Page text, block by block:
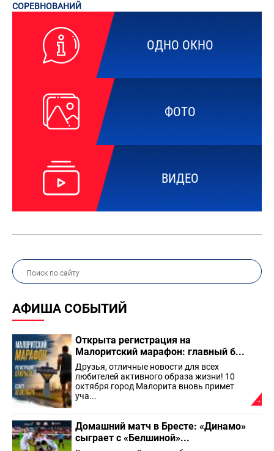
ОДНО ОКНО
ФОТО
ВИДЕО
АФИША СОБЫТИЙ
Открыта регистрация на
Малоритский марафон: главный б...
Друзья, отличные новости для всех
любителей активного образа жизни! 10
октября город Малорита вновь примет
уча...
Домашний матч в Бресте: «Динамо»
сыграет с «Белшиной»...
СОРЕВНОВАНИЙ